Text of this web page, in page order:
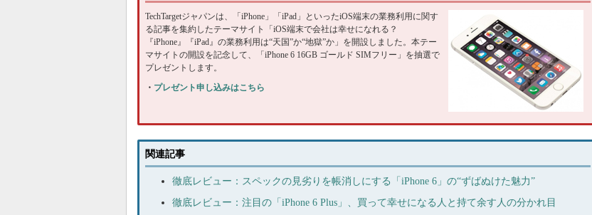
TechTargetジャパンは、「iPhone」「iPad」といったiOS端末の業務利用に関す
る記事を集約したテーマサイト「iOS端末で会社は幸せになれる？
『iPhone』『iPad』の業務利用は“天国”か“地獄”か」を開設しました。本テー
マサイトの開設を記念して、「iPhone 6 16GB ゴールド SIMフリー」を抽選で
プレゼントします。
・ プレゼント申し込みはこちら
関連記事
徹底レビュー：スペックの見劣りを帳消しにする「iPhone 6」の“ずばぬけた魅力”
徹底レビュー：注目の「iPhone 6 Plus」、買って幸せになる人と持て余す人の分かれ目